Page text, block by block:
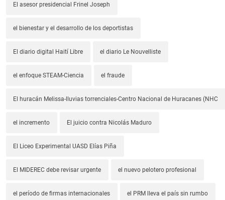
El asesor presidencial Frinel Joseph
el bienestar y el desarrollo de los deportistas
El diario digital Haití Libre el diario Le Nouvelliste
el enfoque STEAM-Ciencia el fraude
El huracán Melissa-lluvias torrenciales-Centro Nacional de Huracanes (NHC
el incremento El juicio contra Nicolás Maduro
El Liceo Experimental UASD Elías Piña
El MIDEREC debe revisar urgente el nuevo pelotero profesional
el período de firmas internacionales el PRM lleva el país sin rumbo